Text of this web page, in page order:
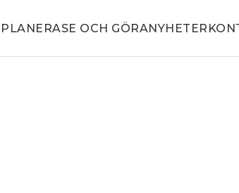
PLANERASE OCH GÖRANYHETER